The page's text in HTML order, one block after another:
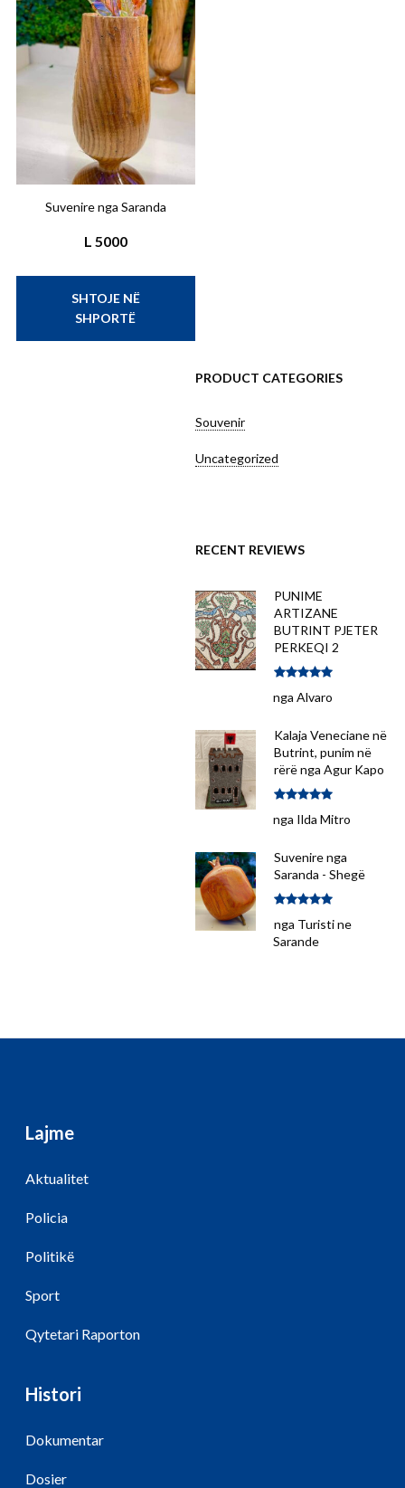
Suvenire nga Saranda
L 5000
SHTOJE NË
SHPORTË
PRODUCT CATEGORIES
Souvenir
Uncategorized
RECENT REVIEWS
PUNIME
ARTIZANE
BUTRINT PJETER
PERKEQI 2
Vlerësuar me
5nga 5
nga Alvaro
Kalaja Veneciane në
Butrint, punim në
rërë nga Agur Kapo
Vlerësuar me
5nga 5
nga Ilda Mitro
Suvenire nga
Saranda - Shegë
Vlerësuar me
5nga 5
nga Turisti ne
Sarande
Lajme
Aktualitet
Policia
Politikë
Sport
Qytetari Raporton
Histori
Dokumentar
Dosier